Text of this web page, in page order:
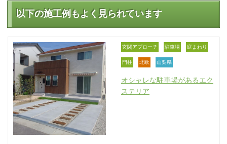
以下の施工例もよく見られています
玄関アプローチ 駐車場 庭まわり
門柱 北欧 山梨県
オシャレな駐車場があるエク
ステリア